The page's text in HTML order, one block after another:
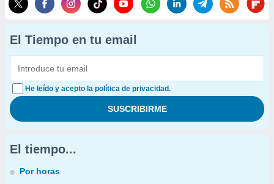
El Tiempo en tu email
He leído y acepto la política de privacidad.
El tiempo...
Por horas